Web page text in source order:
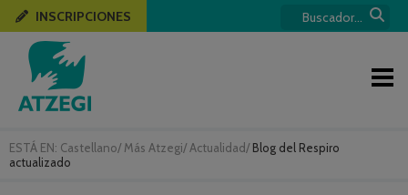
ESTÁ EN: Castellano/ Más Atzegi/ Actualidad/ Blog del Respiro
actualizado
INSCRIPCIONES